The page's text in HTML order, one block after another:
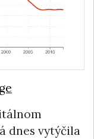
dnes vytýčila